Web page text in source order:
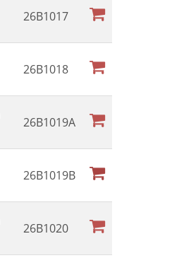
26B1017
26B1018
26B1019A
26B1019B
26B1020